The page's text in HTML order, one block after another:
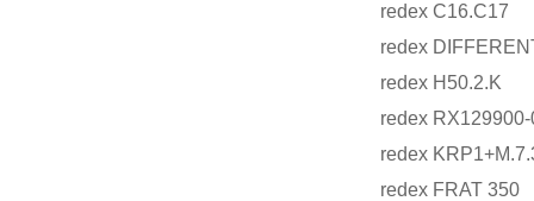
redex C16.C17
redex
redex H50.2.K
redex
redex
redex FRAT 350